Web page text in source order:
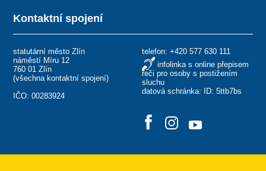
Kontaktní spojení
statutární město Zlín
náměstí Míru 12
760 01 Zlín
(všechna kontaktní spojení)
IČO: 00283924
telefon: +420 577 630 111
infolinka s online přepisem
řeči pro osoby s postižením
sluchu
datová schránka: ID: 5ttb7bs